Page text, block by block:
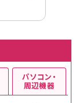
パソコン・
周辺機器